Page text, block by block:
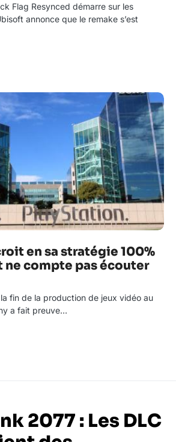
Flag Resynced démarre sur les
annonce que le remake s’est
en sa stratégie 100%
ne compte pas écouter
la fin de la production de jeux vidéo au
a fait preuve…
2077 : Les DLC